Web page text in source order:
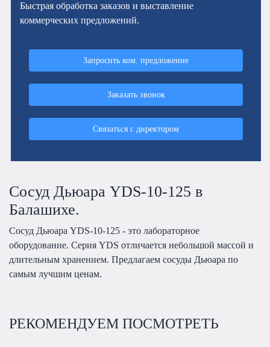
Быстрая обработка заказов и выставление
коммерческих предложений.
Запросить ком. предложение
Заказать звонок
Связаться с директором
Сосуд Дьюара YDS-10-125 в
Балашихе.
Сосуд Дьюара YDS-10-125 - это лабораторное
оборудование. Серия YDS отличается небольшой массой и
длительным хранением. Предлагаем сосуды Дьюара по
самым лучшим ценам.
РЕКОМЕНДУЕМ ПОСМОТРЕТЬ